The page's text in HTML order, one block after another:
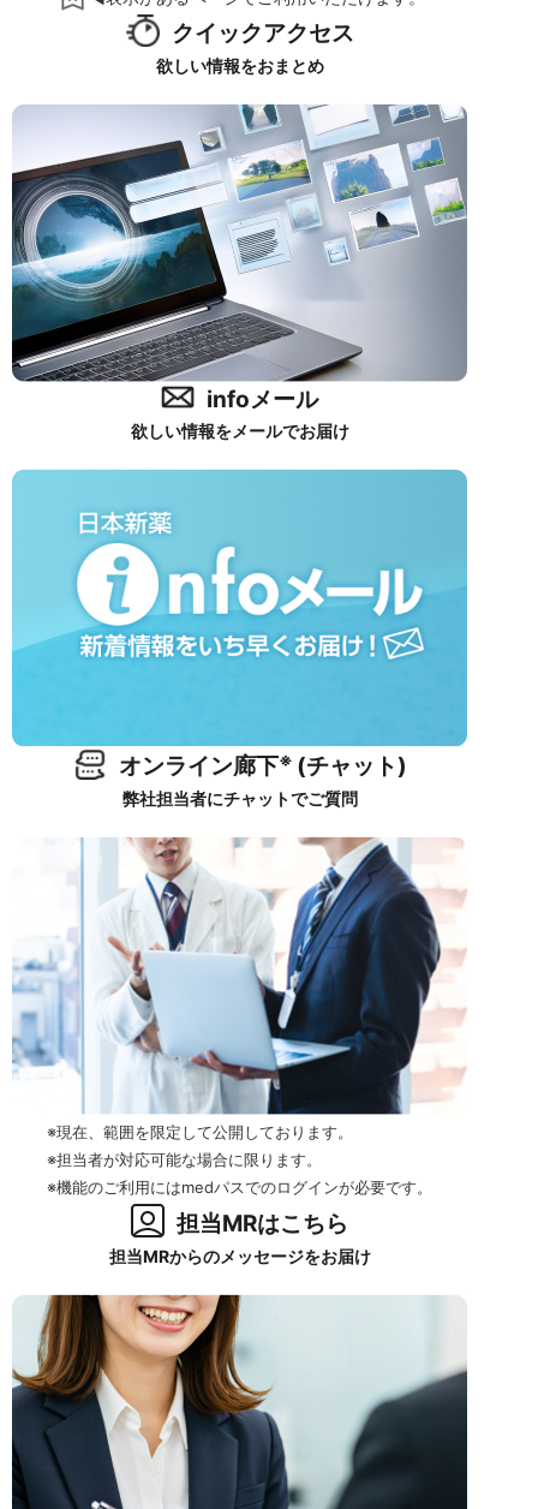
クイックアクセス
欲しい情報をおまとめ
infoメール
欲しい情報をメールでお届け
オンライン廊下※ (チャット)
弊社担当者にチャットでご質問
※現在、範囲を限定して公開しております。
※担当者が対応可能な場合に限ります。
※機能のご利用にはmedパスでのログインが必要です。
担当MRはこちら
担当MRからのメッセージをお届け